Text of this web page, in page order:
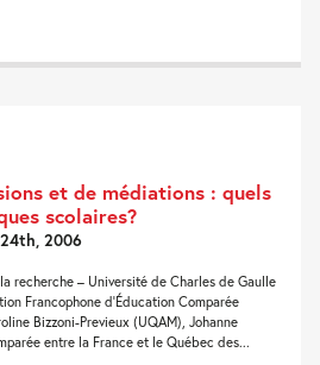
et de médiations : quels
scolaires?
2006
recherche – Université de Charles de Gaulle
Francophone d’Éducation Comparée
Bizzoni-Previeux (UQAM), Johanne
entre la France et le Québec des...